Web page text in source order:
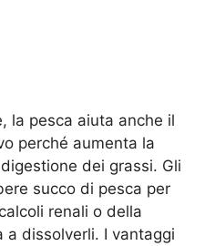
la pesca aiuta anche il
perché aumenta la
dei grassi. Gli
succo di pesca per
renali o della
a dissolverli. I vantaggi